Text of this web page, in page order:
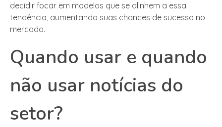
decidir focar em modelos que se alinhem a essa
tendência, aumentando suas chances de sucesso no
mercado.
Quando usar e quando
não usar notícias do
setor?